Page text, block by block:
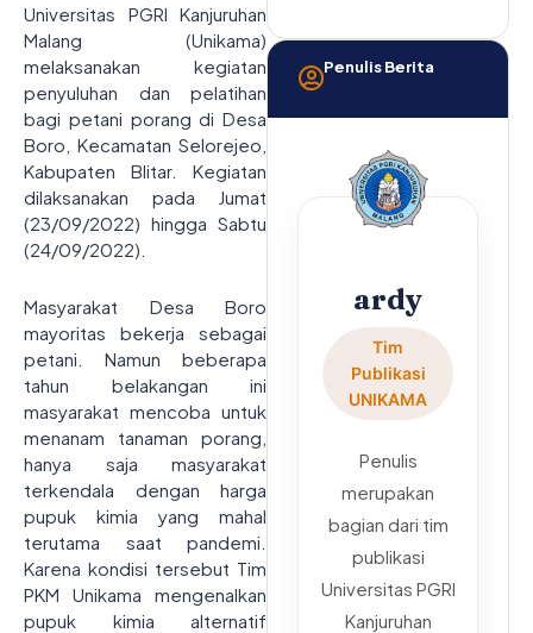
Universitas PGRI Kanjuruhan
Malang (Unikama)
melaksanakan kegiatan
penyuluhan dan pelatihan
bagi petani porang di Desa
Boro, Kecamatan Selorejeo,
Kabupaten Blitar. Kegiatan
dilaksanakan pada Jumat
(23/09/2022) hingga Sabtu
(24/09/2022).
Masyarakat Desa Boro
mayoritas bekerja sebagai
petani. Namun beberapa
tahun belakangan ini
masyarakat mencoba untuk
menanam tanaman porang,
hanya saja masyarakat
terkendala dengan harga
pupuk kimia yang mahal
terutama saat pandemi.
Karena kondisi tersebut Tim
PKM Unikama mengenalkan
pupuk kimia alternatif
Penulis Berita
ardy
Tim
Publikasi
UNIKAMA
Penulis
merupakan
bagian dari tim
publikasi
Universitas PGRI
Kanjuruhan